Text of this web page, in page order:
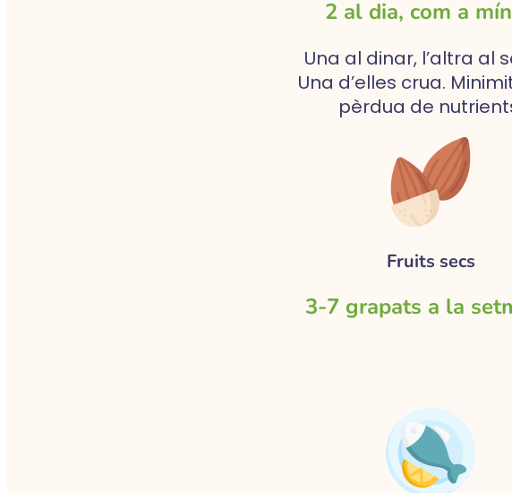
2 al dia, com a
Una al dinar, l’altra al
Una d’elles crua.
pèrdua de
Fruits secs
3-7 grapats a la